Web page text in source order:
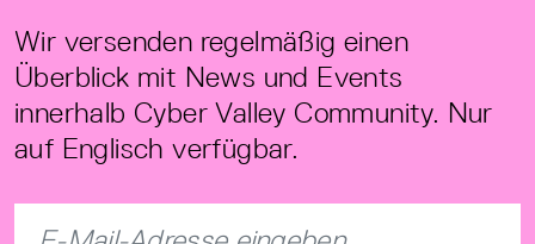
Wir versenden regelmäßig einen
Überblick mit News und Events
innerhalb Cyber Valley Community. Nur
auf Englisch verfügbar.